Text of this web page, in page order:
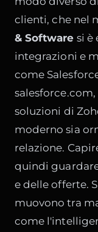
clienti, che nel
& Software si è
integrazioni e
come
salesforce.com
soluzioni di
moderno sia
relazione.
quindi
e delle offerte.
muovono tra
come